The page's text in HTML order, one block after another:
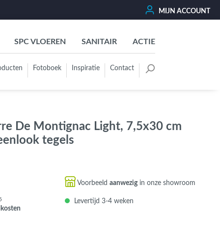
MIJN ACCOUNT
SPC VLOEREN SANITAIR ACTIE
Grijs - Antraciet - Zwart
Groen - Olive - Jade - Sage
Bruin - Cotto - Moka
Fotoboek Inspiratie Contact
De Montignac Light, 7,5x30 cm
tegels
Voorbeeld aanwezigin onze showroom
Levertijd 3-4 weken